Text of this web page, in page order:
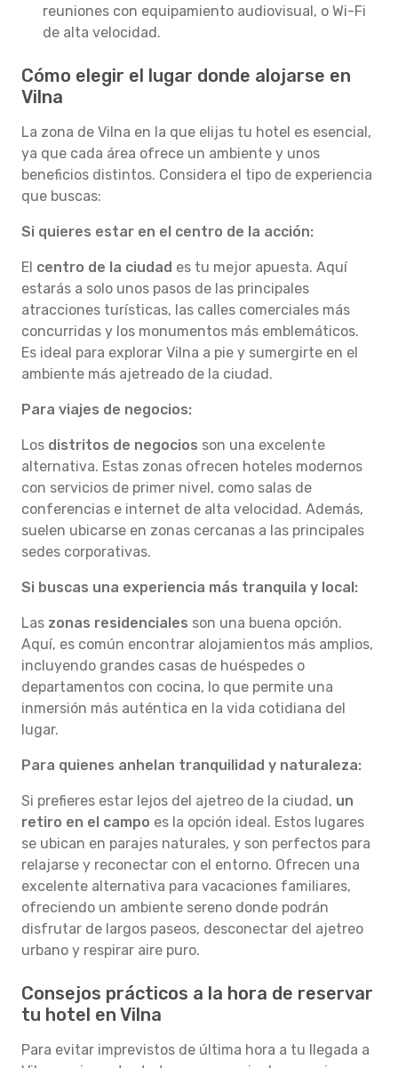
reuniones con equipamiento audiovisual, o Wi-Fi
de alta velocidad.
Cómo elegir el lugar donde alojarse en
Vilna
La zona de Vilna en la que elijas tu hotel es esencial,
ya que cada área ofrece un ambiente y unos
beneficios distintos. Considera el tipo de experiencia
que buscas:
Si quieres estar en el centro de la acción:
El centro de la ciudad es tu mejor apuesta. Aquí
estarás a solo unos pasos de las principales
atracciones turísticas, las calles comerciales más
concurridas y los monumentos más emblemáticos.
Es ideal para explorar Vilna a pie y sumergirte en el
ambiente más ajetreado de la ciudad.
Para viajes de negocios:
Los distritos de negocios son una excelente
alternativa. Estas zonas ofrecen hoteles modernos
con servicios de primer nivel, como salas de
conferencias e internet de alta velocidad. Además,
suelen ubicarse en zonas cercanas a las principales
sedes corporativas.
Si buscas una experiencia más tranquila y local:
Las zonas residenciales son una buena opción.
Aquí, es común encontrar alojamientos más amplios,
incluyendo grandes casas de huéspedes o
departamentos con cocina, lo que permite una
inmersión más auténtica en la vida cotidiana del
lugar.
Para quienes anhelan tranquilidad y naturaleza:
Si prefieres estar lejos del ajetreo de la ciudad, un
retiro en el campo es la opción ideal. Estos lugares
se ubican en parajes naturales, y son perfectos para
relajarse y reconectar con el entorno. Ofrecen una
excelente alternativa para vacaciones familiares,
ofreciendo un ambiente sereno donde podrán
disfrutar de largos paseos, desconectar del ajetreo
urbano y respirar aire puro.
Consejos prácticos a la hora de reservar
tu hotel en Vilna
Para evitar imprevistos de última hora a tu llegada a